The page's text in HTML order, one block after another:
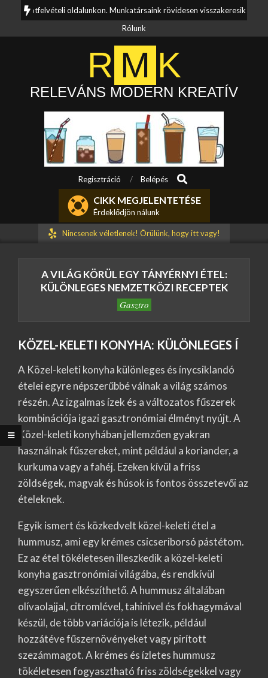
content
oldalunkon. Munkatársaink rövidesen visszakeresik Önt.
Rólunk
R M K
RELEVÁNS MODERN KREATÍV
Regisztráció Belépés Search
CIKK MEGJELENTETÉSE
Érdeklődjön nálunk
Nincsenek véletlenek! Örülünk, hogy itt vagy!
A VILÁG KÖRÜL EGY TÁNYÉRNYI ÉTEL:
KÜLÖNLEGES NEMZETKÖZI RECEPTEK
Gasztro
KÖZEL-KELETI KONYHA: KÜLÖNLEGES Í
A Közel-keleti konyha különleges és ínycsiklandó
ételei egyre népszerűbbé válnak a világ számos
részén. Az izgalmas ízek és a változatos fűszerek
kombinációja igazi gasztronómiai élményt nyújt. A
Közel-keleti konyhában jellemzően gyakran
használnak fűszereket, mint például a koriander, a
kurkuma vagy a fahéj. Ezeken kívül a friss
zöldségek, magvak és húsok is fontos összetevői az
ételeknek.
Egyik ismert és közkedvelt közel-keleti étel a
hummusz, ami egy krémes csicseriborsó pástétom.
Ez az étel tökéletesen illeszkedik a közel-keleti
konyha gasztronómiai világába, és rendkívül
egyszerűen elkészíthető. A hummusz általában
olívaolajjal, citromlével, tahinivel és fokhagymával
készül, de több variációja is létezik, például
hozzátéve fűszernövényeket vagy pirított
szezámmagot. A krémes és ízletes hummusz
tökéletesen fogyasztható friss zöldségekkel vagy